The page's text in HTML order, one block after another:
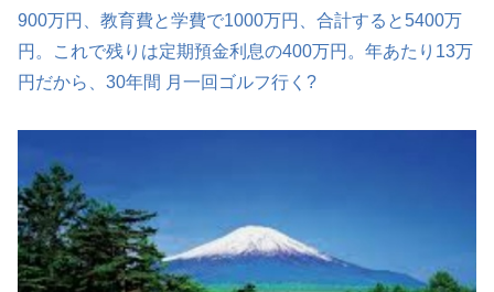
900万円、教育費と学費で1000万円、合計すると5400万
円。これで残りは定期預金利息の400万円。年あたり13万
円だから、30年間 月一回ゴルフ行く?